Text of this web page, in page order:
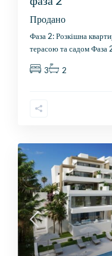
Продано
Фаза 2: Розкішна
терасою та садом Фаза
3 2